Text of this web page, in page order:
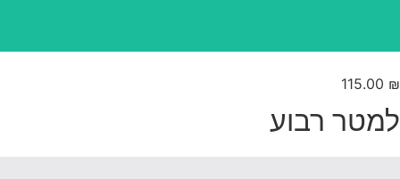
115.00 ₪
למטר רבוע